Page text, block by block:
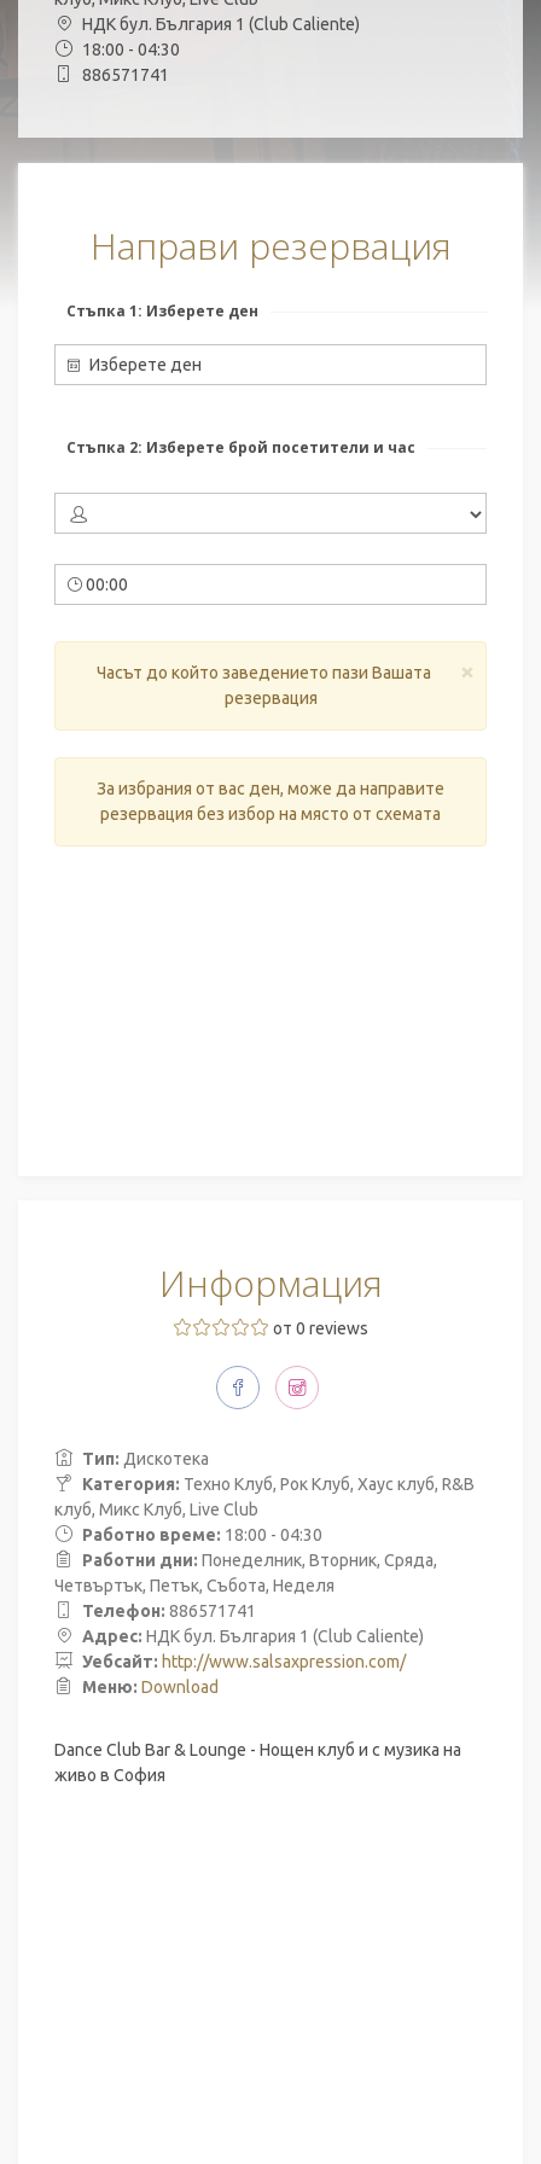
НДК бул. България 1 (Club Caliente)
18:00 - 04:30
886571741
Направи резервация
Стъпка 1: Изберете ден
Изберете ден
Стъпка 2: Изберете брой посетители и час
00:00
×
Часът до който заведението пази Вашата
резервация
За избрания от вас ден, може да направите
резервация без избор на място от схемата
Информация
от 0 reviews
Тип: Дискотека
Категория: Техно Клуб, Рок Клуб, Хаус клуб, R&B
клуб, Микс Клуб, Live Club
Работно време: 18:00 - 04:30
Работни дни: Понеделник, Вторник, Сряда,
Четвъртък, Петък, Събота, Неделя
Телефон: 886571741
Адрес: НДК бул. България 1 (Club Caliente)
Уебсайт: http://www.salsaxpression.com/
Mеню: Download
Dance Club Bar & Lounge - Нощен клуб и с музика на
живо в София